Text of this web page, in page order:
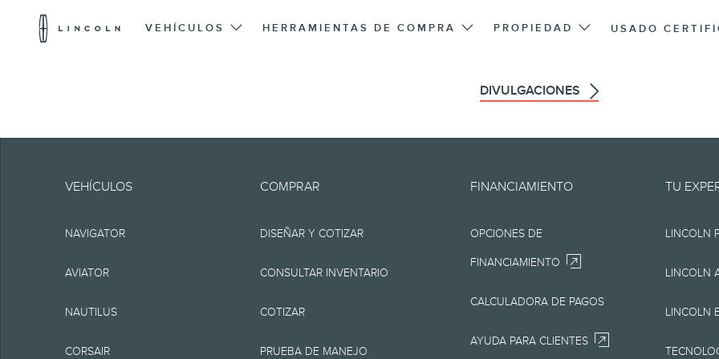
Lincoln
VEHÍCULOS HERRAMIENTAS DE COMPRA PROPIEDAD USADO
DIVULGACIONES
Ten en cuenta.
La información se proporciona "en el estado en que
ninguna garantía o representación de ningún tipo, ya
implícita, incluyendo, pero sin limitarse a, la
funcionamiento del sitio, la información, los
disponibilidad y los productos. Lincoln se reserva el
VEHÍCULOS
NAVIGATOR
AVIATOR
NAUTILUS
CORSAIR
COMPRAR
DISEÑAR Y COTIZAR
CONSULTAR INVENTARIO
COTIZAR
PRUEBA DE MANEJO
FINANCIAMIENTO
OPCIONES DE
FINANCIAMIENTO
CALCULADORA DE PAGOS
AYUDA PARA CLIENTES
TU
LINCOLN
LINCOLN
LINCOLN